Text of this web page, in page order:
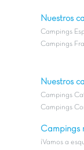
Nuestros
Campings
Campings
Nuestros
Campings
Campings
Campings
¡Vamos a